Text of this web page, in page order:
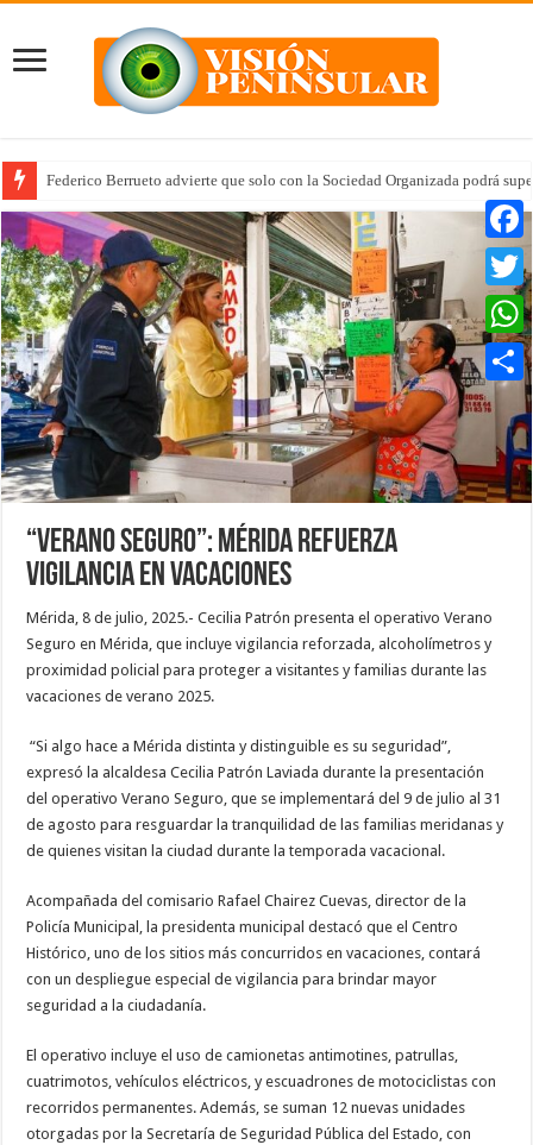
Federico Berrueto advierte que solo con la Sociedad Organizada podrá
“Verano Seguro”: Mérida refuerza
vigilancia en vacaciones
Mérida, 8 de julio, 2025.- Cecilia Patrón presenta el operativo Verano
Seguro en Mérida, que incluye vigilancia reforzada, alcoholímetros y
proximidad policial para proteger a visitantes y familias durante las
vacaciones de verano 2025.
“Si algo hace a Mérida distinta y distinguible es su seguridad”,
expresó la alcaldesa Cecilia Patrón Laviada durante la presentación
del operativo Verano Seguro, que se implementará del 9 de julio al 31
de agosto para resguardar la tranquilidad de las familias meridanas y
de quienes visitan la ciudad durante la temporada vacacional.
Acompañada del comisario Rafael Chairez Cuevas, director de la
Policía Municipal, la presidenta municipal destacó que el Centro
Histórico, uno de los sitios más concurridos en vacaciones, contará
con un despliegue especial de vigilancia para brindar mayor
seguridad a la ciudadanía.
El operativo incluye el uso de camionetas antimotines, patrullas,
cuatrimotos, vehículos eléctricos, y escuadrones de motociclistas con
recorridos permanentes. Además, se suman 12 nuevas unidades
otorgadas por la Secretaría de Seguridad Pública del Estado, con
Twitter